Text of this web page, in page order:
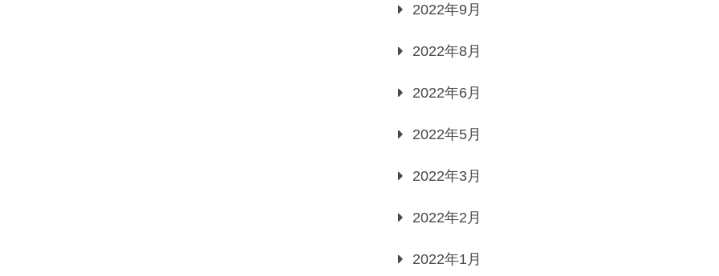
2022年9月
2022年8月
2022年6月
2022年5月
2022年3月
2022年2月
2022年1月